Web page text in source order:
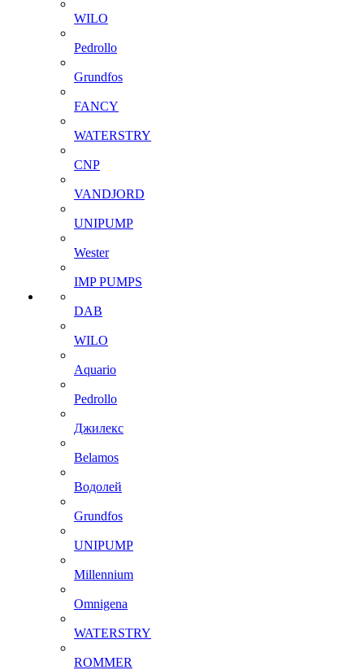
WILO
Pedrollo
Grundfos
FANCY
WATERSTRY
CNP
VANDJORD
UNIPUMP
Wester
IMP PUMPS
DAB
WILO
Aquario
Pedrollo
Джилекс
Belamos
Водолей
Grundfos
UNIPUMP
Millennium
Omnigena
WATERSTRY
ROMMER